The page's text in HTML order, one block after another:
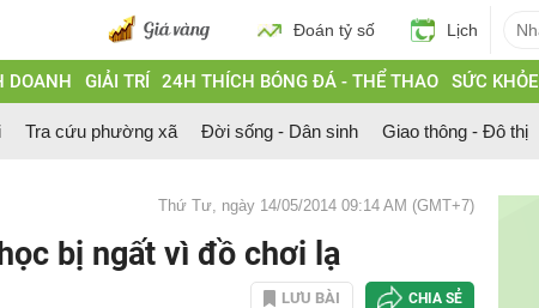
Đoán tỷ số Lịch
DOANH GIẢI TRÍ 24H THÍCH BÓNG ĐÁ - THỂ THAO SỨC KHỎE
Tra cứu phường xã Đời sống - Dân sinh Giao thông - Đô thị
Thứ Tư, ngày 14/05/2014 09:14 AM (GMT+7)
bị ngất vì đồ chơi lạ
LƯU BÀI CHIA SẺ